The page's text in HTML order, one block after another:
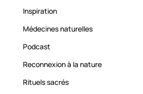
Inspiration
Médecines naturelles
Podcast
Reconnexion à la nature
Rituels sacrés